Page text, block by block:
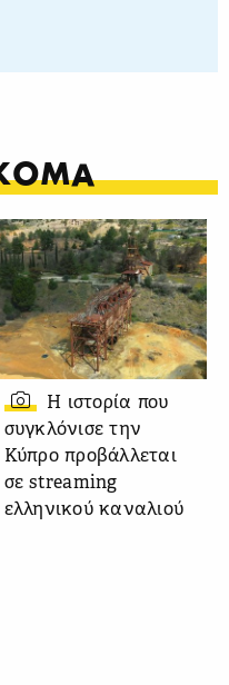
Η ιστορία που
συγκλόνισε την
Κύπρο προβάλλεται
σε streaming
ελληνικού καναλιού